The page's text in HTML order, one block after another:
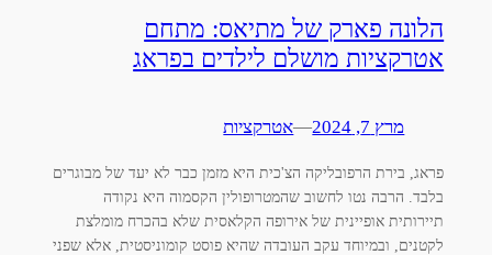
הלונה פארק של מתיאס: מתחם
אטרקציות מושלם לילדים בפראג
מרץ 7, 2024 —אטרקציות
פראג, בירת הרפובליקה הצ'כית היא מזמן כבר לא יעד של מבוגרים
בלבד. הרבה נטו לחשוב שהמטרופולין הקסמוה היא נקודה
תיירותית אופיינית של אירופה הקלאסית שלא בהכרח מומלצת
לקטנים, ובמיוחד עקב העובדה שהיא פוסט קומוניסטית, אלא שפני